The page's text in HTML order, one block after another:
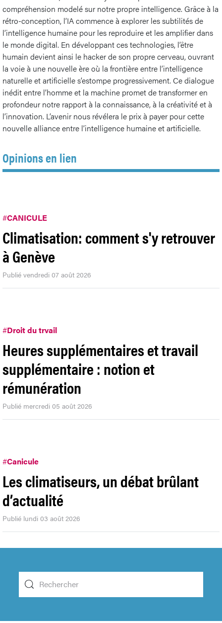
compréhension modelé sur notre propre intelligence. Grâce à la
rétro-conception, l’IA commence à explorer les subtilités de
l’intelligence humaine pour les reproduire et les amplifier dans
le monde digital. En développant ces technologies, l’être
humain devient ainsi le hacker de son propre cerveau, ouvrant
la voie à une nouvelle ère où la frontière entre l’intelligence
naturelle et artificielle s’estompe progressivement. Ce dialogue
inédit entre l’homme et la machine promet de transformer en
profondeur notre rapport à la connaissance, à la créativité et à
l’innovation. L’avenir nous révélera le prix à payer pour cette
nouvelle alliance entre l’intelligence humaine et artificielle.
Opinions en lien
#CANICULE
Climatisation: comment s'y retrouver
à Genève
Publié vendredi 07 août 2026
#Droit du trvail
Heures supplémentaires et travail
supplémentaire : notion et
rémunération
Publié mercredi 05 août 2026
#Canicule
Les climatiseurs, un débat brûlant
d’actualité
Publié lundi 03 août 2026